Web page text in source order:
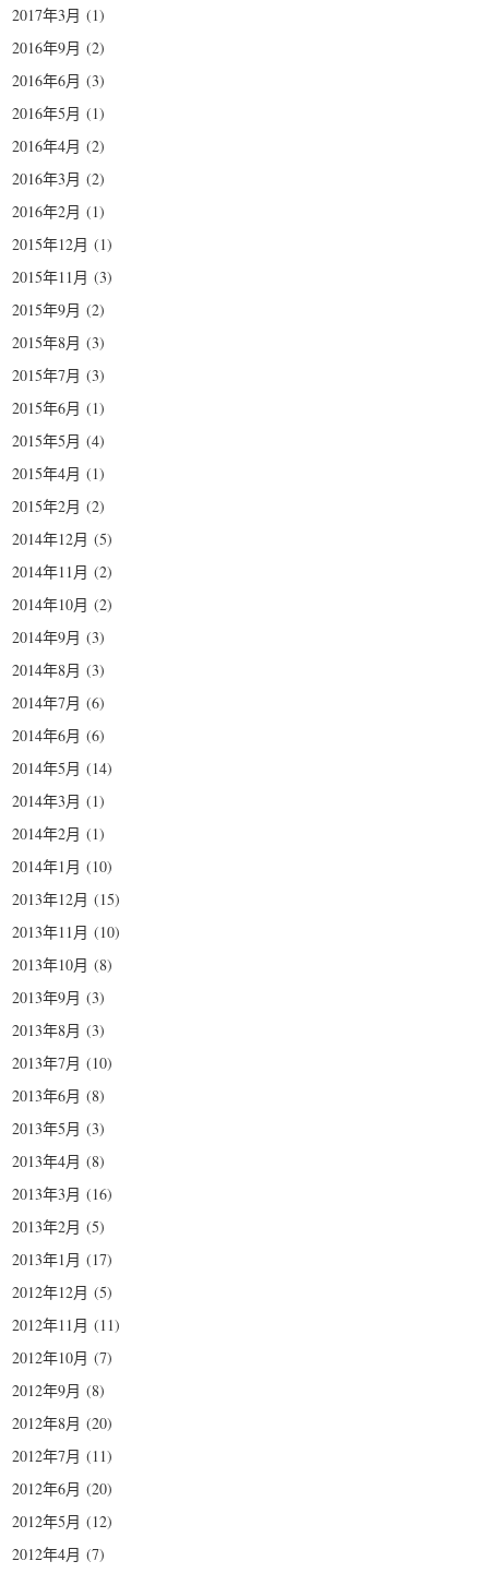
2017年3月 (1)
2016年9月 (2)
2016年6月 (3)
2016年5月 (1)
2016年4月 (2)
2016年3月 (2)
2016年2月 (1)
2015年12月 (1)
2015年11月 (3)
2015年9月 (2)
2015年8月 (3)
2015年7月 (3)
2015年6月 (1)
2015年5月 (4)
2015年4月 (1)
2015年2月 (2)
2014年12月 (5)
2014年11月 (2)
2014年10月 (2)
2014年9月 (3)
2014年8月 (3)
2014年7月 (6)
2014年6月 (6)
2014年5月 (14)
2014年3月 (1)
2014年2月 (1)
2014年1月 (10)
2013年12月 (15)
2013年11月 (10)
2013年10月 (8)
2013年9月 (3)
2013年8月 (3)
2013年7月 (10)
2013年6月 (8)
2013年5月 (3)
2013年4月 (8)
2013年3月 (16)
2013年2月 (5)
2013年1月 (17)
2012年12月 (5)
2012年11月 (11)
2012年10月 (7)
2012年9月 (8)
2012年8月 (20)
2012年7月 (11)
2012年6月 (20)
2012年5月 (12)
2012年4月 (7)